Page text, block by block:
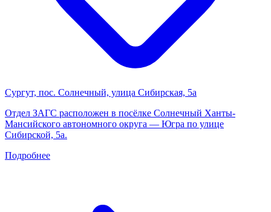
Сургут, пос. Солнечный, улица Сибирская, 5а
Отдел ЗАГС расположен в посёлке Солнечный Ханты-
Мансийского автономного округа — Югра по улице
Сибирской, 5а.
Подробнее